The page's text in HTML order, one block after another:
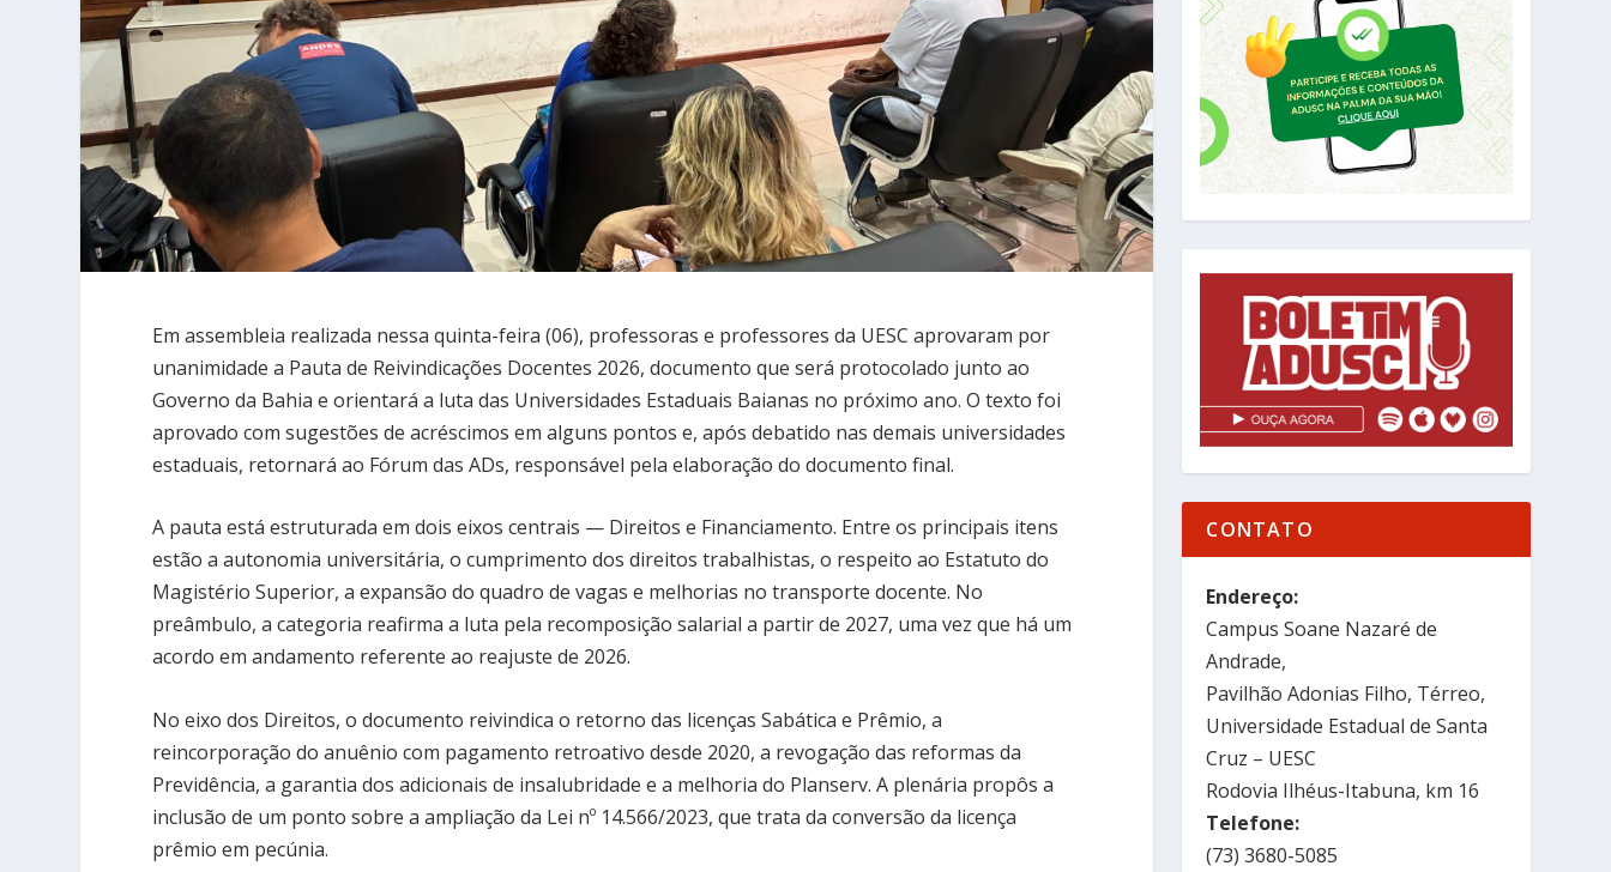
Em assembleia realizada nessa quinta-feira (06), professoras e professores da UESC aprovaram por
unanimidade a Pauta de Reivindicações Docentes 2026, documento que será protocolado junto ao
Governo da Bahia e orientará a luta das Universidades Estaduais Baianas no próximo ano. O texto foi
aprovado com sugestões de acréscimos em alguns pontos e, após debatido nas demais universidades
estaduais, retornará ao Fórum das ADs, responsável pela elaboração do documento final.
A pauta está estruturada em dois eixos centrais — Direitos e Financiamento. Entre os principais itens
estão a autonomia universitária, o cumprimento dos direitos trabalhistas, o respeito ao Estatuto do
Magistério Superior, a expansão do quadro de vagas e melhorias no transporte docente. No
preâmbulo, a categoria reafirma a luta pela recomposição salarial a partir de 2027, uma vez que há um
acordo em andamento referente ao reajuste de 2026.
No eixo dos Direitos, o documento reivindica o retorno das licenças Sabática e Prêmio, a
reincorporação do anuênio com pagamento retroativo desde 2020, a revogação das reformas da
Previdência, a garantia dos adicionais de insalubridade e a melhoria do Planserv. A plenária propôs a
inclusão de um ponto sobre a ampliação da Lei nº 14.566/2023, que trata da conversão da licença
prêmio em pecúnia.
CONTATO
Endereço:
Campus Soane Nazaré de
Andrade,
Pavilhão Adonias Filho, Térreo,
Universidade Estadual de Santa
Cruz – UESC
Rodovia Ilhéus-Itabuna, km 16
Telefone:
(73) 3680-5085